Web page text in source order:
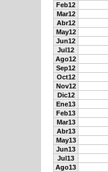
Feb12
Mar12
Abr12
May12
Jun12
Jul12
Ago12
Sep12
Oct12
Nov12
Dic12
Ene13
Feb13
Mar13
Abr13
May13
Jun13
Jul13
Ago13